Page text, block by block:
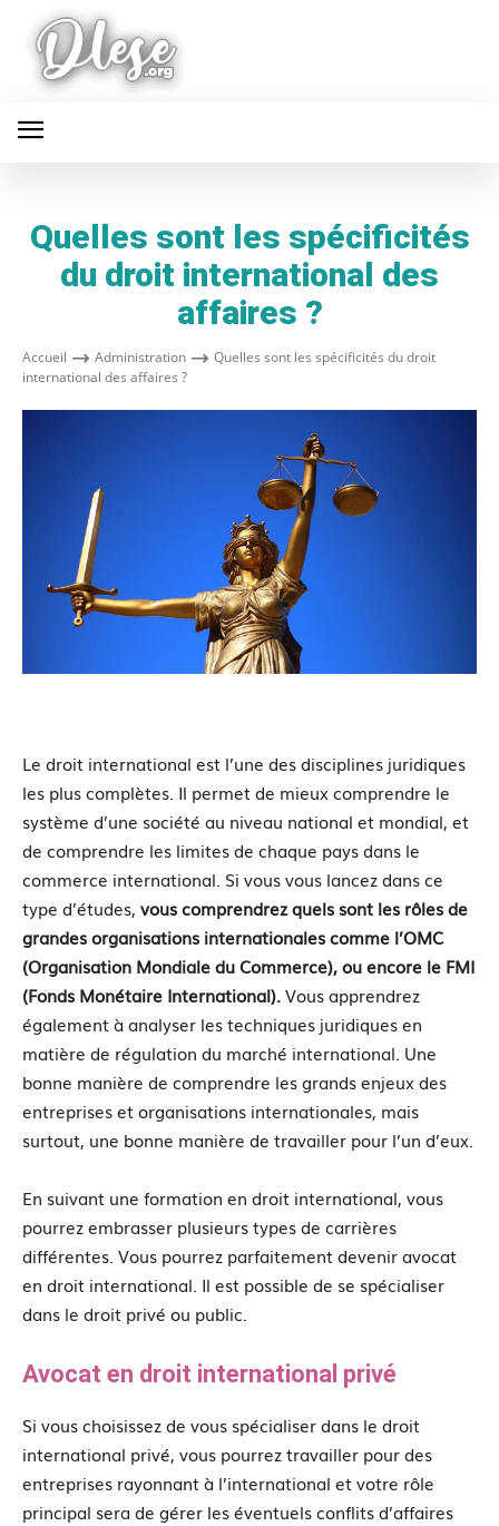
Quelles sont les spécificités
du droit international des
affaires ?
Accueil Administration
Quelles sont les spécificités du droit
international des affaires ?
Le droit international est l’une des disciplines juridiques
les plus complètes. Il permet de mieux comprendre le
système d’une société au niveau national et mondial, et
de comprendre les limites de chaque pays dans le
commerce international. Si vous vous lancez dans ce
type d’études, vous comprendrez quels sont les rôles de
grandes organisations internationales comme l’OMC
(Organisation Mondiale du Commerce), ou encore le FMI
(Fonds Monétaire International).Vous apprendrez
également à analyser les techniques juridiques en
matière de régulation du marché international. Une
bonne manière de comprendre les grands enjeux des
entreprises et organisations internationales, mais
surtout, une bonne manière de travailler pour l’un d’eux.
En suivant une formation en droit international, vous
pourrez embrasser plusieurs types de carrières
différentes. Vous pourrez parfaitement devenir avocat
en droit international. Il est possible de se spécialiser
dans le droit privé ou public.
Avocat en droit international privé
Si vous choisissez de vous spécialiser dans le droit
international privé, vous pourrez travailler pour des
entreprises rayonnant à l’international et votre rôle
principal sera de gérer les éventuels conflits d’affaires